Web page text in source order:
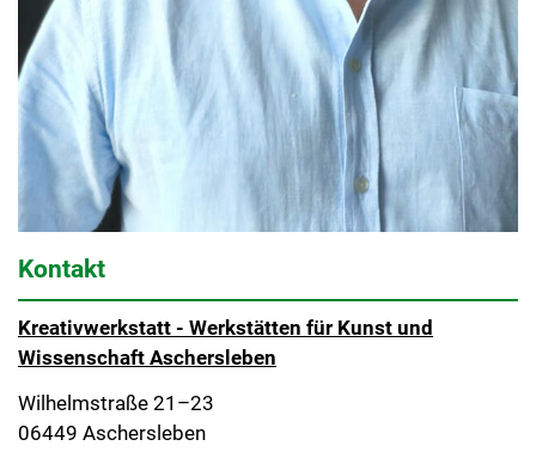
Kontakt
Kreativwerkstatt - Werkstätten für Kunst und
Wissenschaft Aschersleben
Wilhelmstraße 21–23
06449 Aschersleben